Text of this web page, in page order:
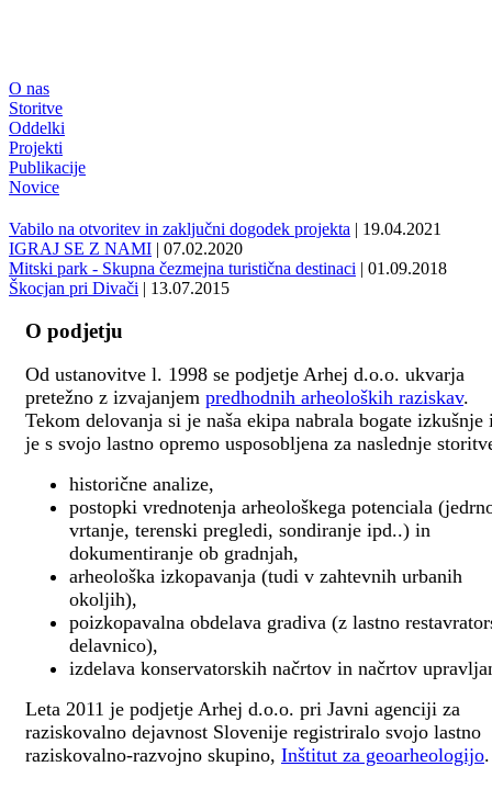
O nas
Storitve
Oddelki
Projekti
Publikacije
Novice
Vabilo na otvoritev in zaključni dogodek projekta | 19.04.2021
IGRAJ SE Z NAMI | 07.02.2020
Mitski park - Skupna čezmejna turistična destinaci | 01.09.2018
Škocjan pri Divači | 13.07.2015
O podjetju
Od ustanovitve l. 1998 se podjetje Arhej d.o.o. ukvarja
pretežno z izvajanjem predhodnih arheoloških raziskav.
Tekom delovanja si je naša ekipa nabrala bogate izkušnje
je s svojo lastno opremo usposobljena za naslednje
historične analize,
postopki vrednotenja arheološkega potenciala
vrtanje, terenski pregledi, sondiranje ipd..) in
dokumentiranje ob gradnjah,
arheološka izkopavanja (tudi v zahtevnih urbanih
okoljih),
poizkopavalna obdelava gradiva (z lastno
delavnico),
izdelava konservatorskih načrtov in načrtov
Leta 2011 je podjetje Arhej d.o.o. pri Javni agenciji za
raziskovalno dejavnost Slovenije registriralo svojo lastno
raziskovalno-razvojno skupino, Inštitut za geoarheologijo.